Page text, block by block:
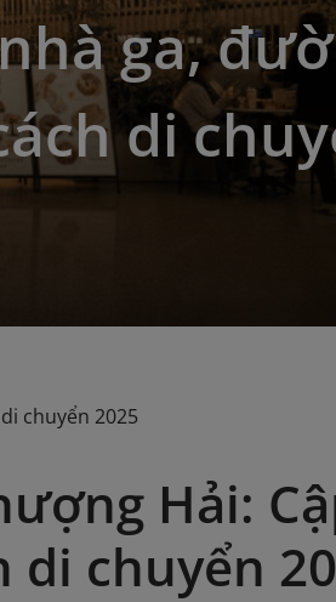
ga,
di
chuyển 2025
Hải:
di chuyển